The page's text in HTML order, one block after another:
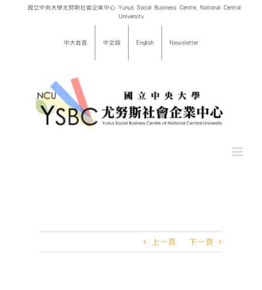
國立中央大學尤努斯社會企業中心 Yunus Social Business Centre, National Central
University
中大首頁 中文版 English Newsletter
上一頁 下一頁